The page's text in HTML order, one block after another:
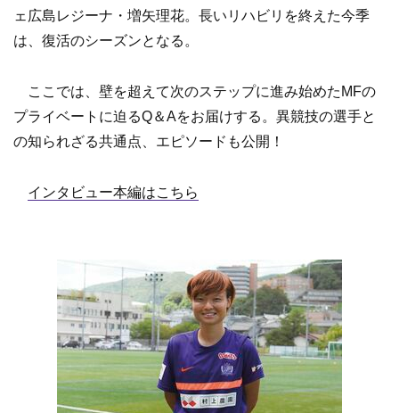
ェ広島レジーナ・増矢理花。長いリハビリを終えた今季
は、復活のシーズンとなる。
ここでは、壁を超えて次のステップに進み始めたMFの
プライベートに迫るQ＆Aをお届けする。異競技の選手と
の知られざる共通点、エピソードも公開！
インタビュー本編はこちら